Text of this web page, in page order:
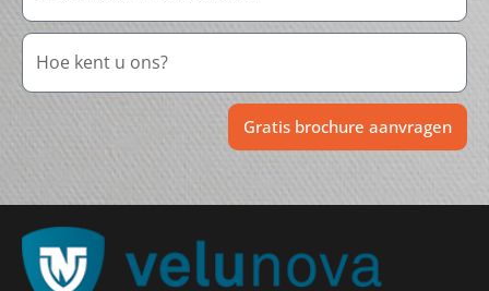
Gratis brochure aanvragen